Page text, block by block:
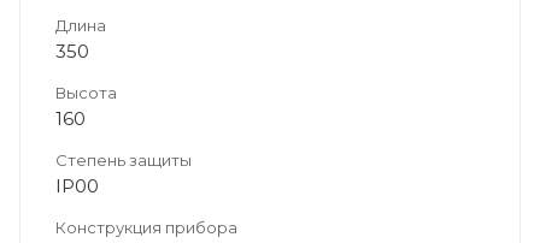
Длина
350
Высота
160
Степень защиты
IP00
Конструкция прибора